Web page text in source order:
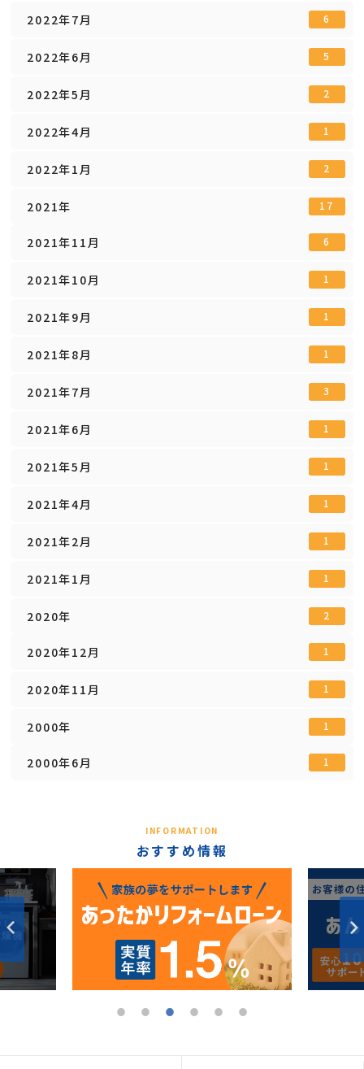
2022年7月 6
2022年6月 5
2022年5月 2
2022年4月 1
2022年1月 2
2021年 17
2021年11月 6
2021年10月 1
2021年9月 1
2021年8月 1
2021年7月 3
2021年6月 1
2021年5月 1
2021年4月 1
2021年2月 1
2021年1月 1
2020年 2
2020年12月 1
2020年11月 1
2000年 1
2000年6月 1
INFORMATION
おすすめ情報